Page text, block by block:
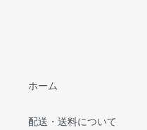
ホーム
配送・送料について